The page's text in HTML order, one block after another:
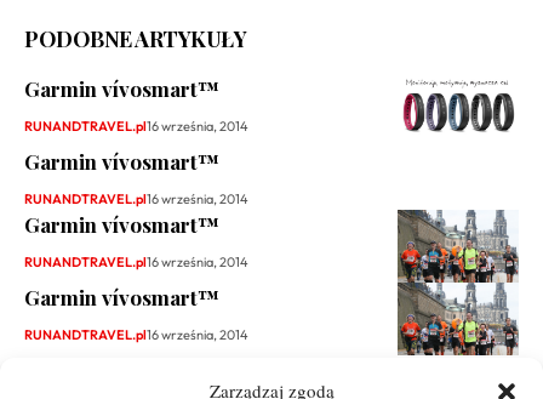
Zarządzaj zgodą
PODOBNE ARTYKUŁY
Garmin vívosmart™
RUNANDTRAVEL.pl16 września, 2014
Garmin vívosmart™
RUNANDTRAVEL.pl16 września, 2014
Garmin vívosmart™
RUNANDTRAVEL.pl16 września, 2014
Garmin vívosmart™
RUNANDTRAVEL.pl16 września, 2014